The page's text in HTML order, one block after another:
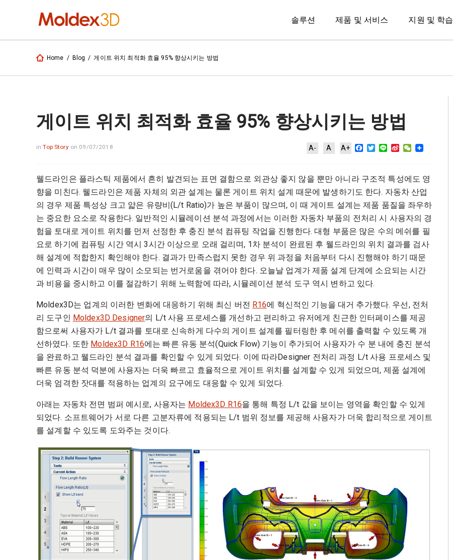
솔루션 제품 및 서비스 지원 및 학습
Home / Blog / 게이트 위치 최적화 효율 95% 향상시키는 방법
게이트 위치 최적화 효율 95% 향상시키는 방법
inTop Story on 09/07/2018 A- A A+ Facebook
Twitter
LineSinaWeChat
웰드라인은 플라스틱 제품에서 흔히 발견되는 표면 결함으로 외관상 좋지 않을 뿐만 아니라 구조적 특성에도 영
향을 미친다. 웰드라인은 제품 자체의 외관 설계는 물론 게이트 위치 설계 때문에 발생하기도 한다. 자동차 산업
의 경우 제품 특성상 크고 얇은 유량비(L/t Ratio)가 높은 부품이 많으며, 이 때 게이트 설계는 제품 품질을 좌우하
는 중요한 요소로 작용한다. 일반적인 시뮬레이션 분석 과정에서는 이러한 자동차 부품의 전처리 시 사용자의 경
험을 토대로 게이트 위치를 먼저 선정한 후 충진 분석 컴퓨팅 작업을 진행한다. 대형 부품은 많은 수의 메쉬를 필
요로 하기에 컴퓨팅 시간 역시 3시간 이상으로 오래 걸리며, 1차 분석이 완료된 후 웰드라인의 위치 결과를 검사
해 설계에 적합한지 확인해야 한다. 결과가 만족스럽지 못한 경우 위 과정을 처음부터 다시 진행해야 하기 때문
에 인력과 시간이 매우 많이 소모되는 번거로움을 겪어야 한다. 오늘날 업계가 제품 설계 단계에 소요되는 시간
과 비용을 중시하고 이를 절감하기 위해 노력함에 따라, 시뮬레이션 분석 도구 역시 변하고 있다.
Moldex3D는 업계의 이러한 변화에 대응하기 위해 최신 버전 R16에 혁신적인 기능을 대거 추가했다. 우선, 전처
리 도구인 Moldex3D Designer의 L/t 사용 프로세스를 개선하고 편리하고 유저에게 친근한 인터페이스를 제공
함으로써 사용자가 L/t 결과를 토대로 신속하게 다수의 게이트 설계를 필터링한 후 메쉬를 출력할 수 있도록 개
선하였다. 또한 Moldex3D R16에는 빠른 유동 분석(Quick Flow) 기능이 추가되어 사용자가 수 분 내에 충진 분석
을 완료하고 웰드라인 분석 결과를 확인할 수 있게 되었다. 이에 따라Designer 전처리 과정 L/t 사용 프로세스 및
빠른 유동 분석 덕분에 사용자는 더욱 빠르고 효율적으로 게이트 위치를 설계할 수 있게 되었으며, 제품 설계에
더욱 엄격한 잣대를 적용하는 업계의 요구에도 대응할 수 있게 되었다.
아래는 자동차 전면 범퍼 예시로, 사용자는 Moldex3D R16을 통해 특정 L/t 값을 보이는 영역을 확인할 수 있게
되었다. 소프트웨어가 서로 다른 고분자류에 적용되는 L/t 범위 정보를 제공해 사용자가 더욱 합리적으로 게이트
를 설계할 수 있도록 도와주는 것이다.